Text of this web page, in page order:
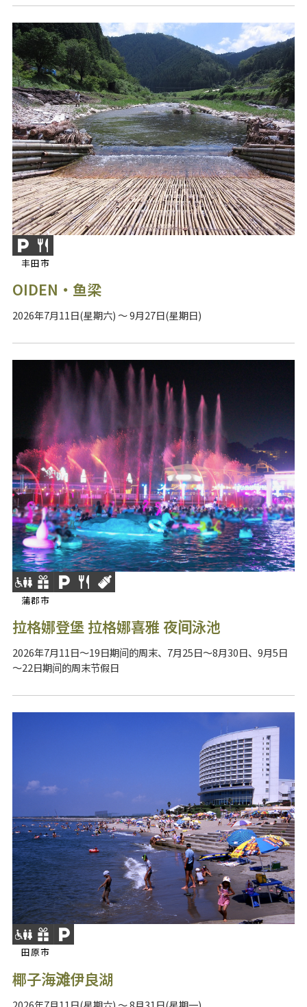
丰田市
OIDEN・鱼梁
2026年7月11日(星期六) ～ 9月27日(星期日)
蒲郡市
拉格娜登堡 拉格娜喜雅 夜间泳池
2026年7月11日～19日期间的周末、7月25日～8月30日、9月5日
～22日期间的周末节假日
田原市
椰子海滩伊良湖